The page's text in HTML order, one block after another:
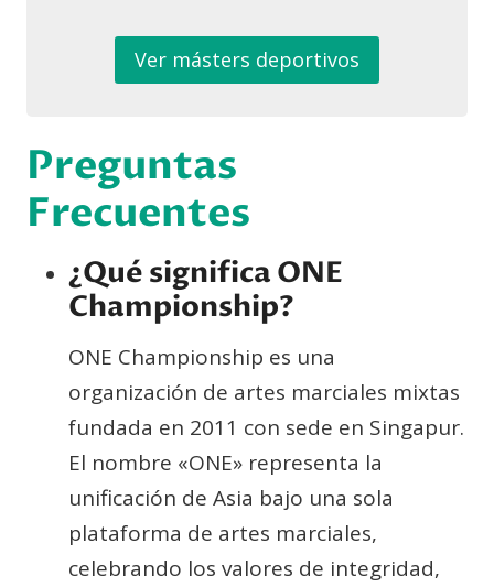
Ver másters deportivos
Preguntas
Frecuentes
¿Qué significa ONE
Championship?
ONE Championship es una
organización de artes marciales mixtas
fundada en 2011 con sede en Singapur.
El nombre «ONE» representa la
unificación de Asia bajo una sola
plataforma de artes marciales,
celebrando los valores de integridad,